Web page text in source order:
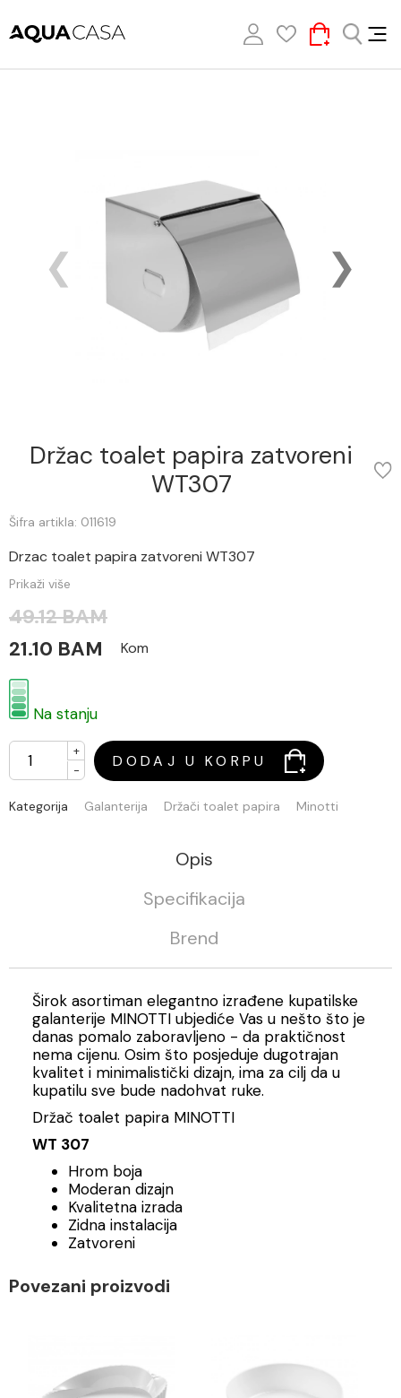
Držac toalet papira zatvoreni
WT307
Šifra artikla: 011619
Drzac toalet papira zatvoreni WT307
Prikaži više
49.12 BAM
21.10 BAM
Kom
Na stanju
+
-
DODAJ U KORPU
Kategorija Galanterija Držači toalet papira Minotti
Opis
Specifikacija
Brend
Širok asortiman elegantno izrađene kupatilske
galanterije MINOTTI ubjediće Vas u nešto što je
danas pomalo zaboravljeno - da praktičnost
nema cijenu. Osim što posjeduje dugotrajan
kvalitet i minimalistički dizajn, ima za cilj da u
kupatilu sve bude nadohvat ruke.
Držač toalet papira MINOTTI
WT 307
Hrom boja
Moderan dizajn
Kvalitetna izrada
Zidna instalacija
Zatvoreni
Povezani proizvodi